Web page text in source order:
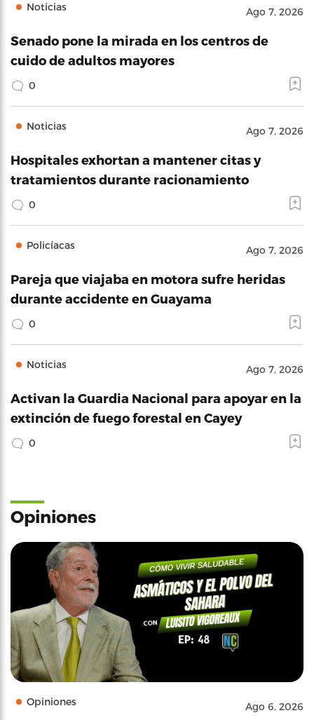
Noticias Ago 7, 2026
Senado pone la mirada en los centros de
cuido de adultos mayores
0
Noticias Ago 7, 2026
Hospitales exhortan a mantener citas y
tratamientos durante racionamiento
0
Policíacas Ago 7, 2026
Pareja que viajaba en motora sufre heridas
durante accidente en Guayama
0
Noticias Ago 7, 2026
Activan la Guardia Nacional para apoyar en la
extinción de fuego forestal en Cayey
0
Opiniones
Opiniones Ago 6, 2026